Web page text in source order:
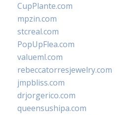
CupPlante.com
mpzin.com
stcreal.com
PopUpFlea.com
valueml.com
rebeccatorresjewelry.com
jmpbliss.com
drjorgerico.com
queensushipa.com